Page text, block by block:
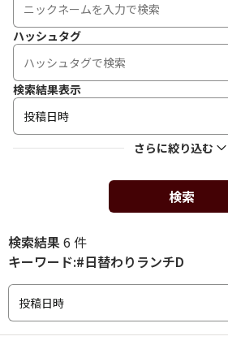
ハッシュタグ
検索結果表示
投稿日時
さらに絞り込む
検索
検索結果6 件
キーワード:#日替わりランチD
投稿日時